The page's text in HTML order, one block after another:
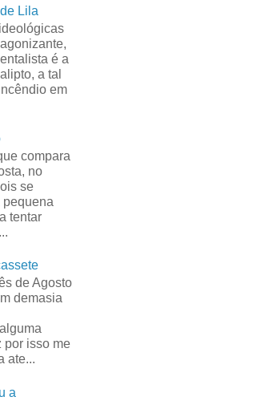
Lila
é a
a tal
em
compara
no
se
pequena
tentar
de Agosto
demasia
por isso me
ate...
a